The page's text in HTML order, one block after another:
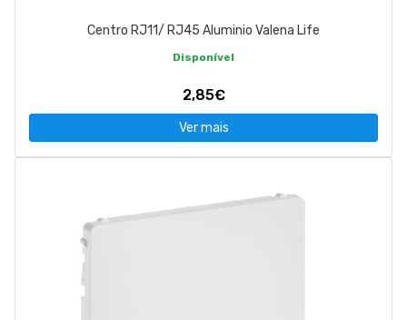
Centro RJ11/ RJ45 Aluminio Valena Life
Disponível
2,85€
Ver mais